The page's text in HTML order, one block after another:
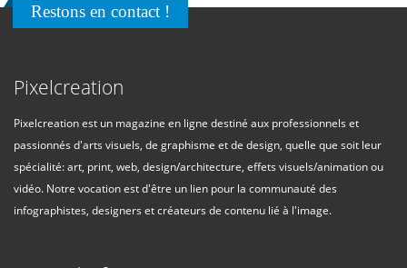
Restons en contact !
Pixelcreation
Pixelcreation est un magazine en ligne destiné aux professionnels et
passionnés d'arts visuels, de graphisme et de design, quelle que soit leur
spécialité: art, print, web, design/architecture, effets visuels/animation ou
vidéo. Notre vocation est d'être un lien pour la communauté des
infographistes, designers et créateurs de contenu lié à l'image.